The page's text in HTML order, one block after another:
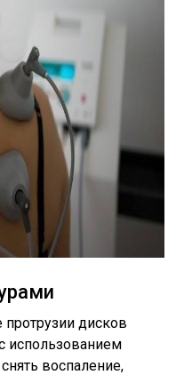
дисков
использованием
воспаление,